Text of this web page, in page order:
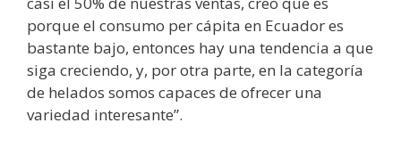
porque el consumo per cápita en Ecuador es
bastante bajo, entonces hay una tendencia a que
siga creciendo, y, por otra parte, en la categoría
de helados somos capaces de ofrecer una
variedad interesante”.